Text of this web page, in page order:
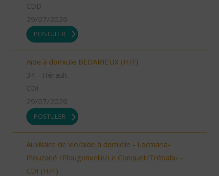
CDD
29/07/2026
POSTULER
Aide à domicile BEDARIEUX (H/F)
34 - Hérault
CDI
29/07/2026
POSTULER
Auxiliaire de vie/aide à domicile - Locmaria-
Plouzané /Plougonvelin/Le Conquet/Trébabu -
CDI (H/F)